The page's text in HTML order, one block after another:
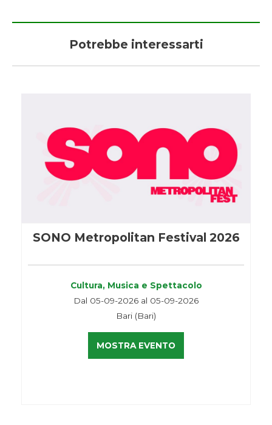
Potrebbe interessarti
SONO Metropolitan Festival 2026
Cultura, Musica e Spettacolo
Dal 05-09-2026 al 05-09-2026
Bari (Bari)
MOSTRA EVENTO